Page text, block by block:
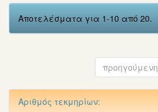
Αποτελέσματα για 1-10 από 20.
προηγούμενη
Αριθμός τεκμηρίων: